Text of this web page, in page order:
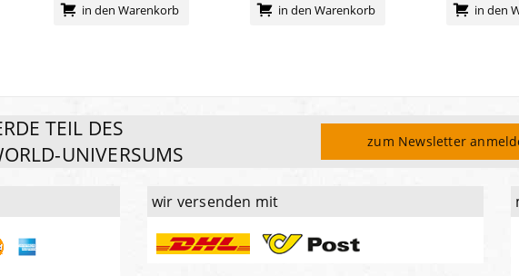
in den Warenkorb in den Warenkorb in den
TEIL DES
UNIVERSUMS
zum Newsletter
wir versenden mit